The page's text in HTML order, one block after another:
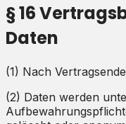
§ 16
Daten
(1) Nach
(2) Daten werden